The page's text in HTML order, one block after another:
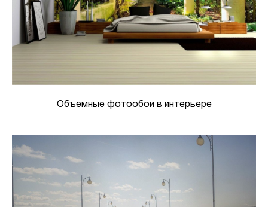
Объемные фотообои в интерьере